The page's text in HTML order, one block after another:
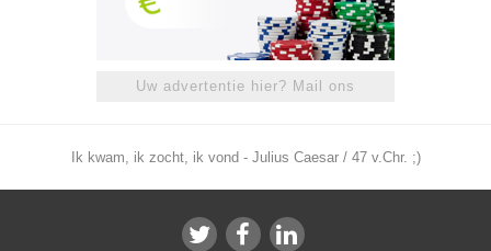
Uw advertentie hier? Mail ons
Ik kwam, ik zocht, ik vond - Julius Caesar / 47 v.Chr. ;)